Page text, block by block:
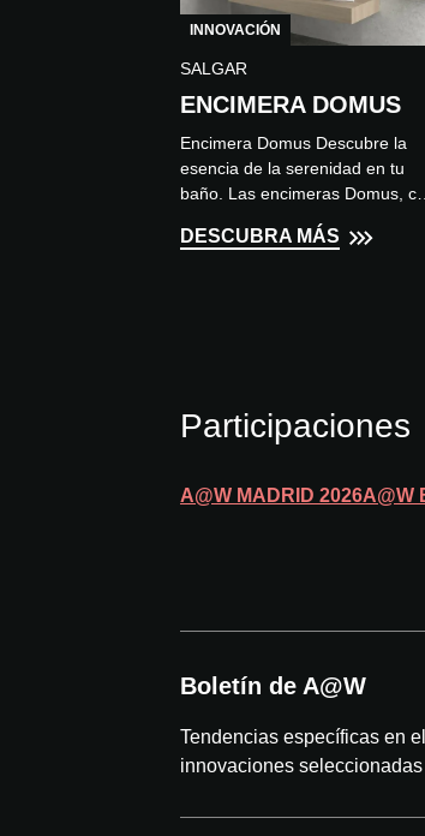
INNOVACIÓN
SALGAR
ENCIMERA DOMUS
Encimera Domus Descubre la
esencia de la serenidad en tu
baño. Las encimeras Domus,
su veta de madera continua,
están disponibles en Nogal,
DESCUBRA MÁS
Participaciones
A@W MADRID 2026A@W
Boletín de A@W
Tendencias específicas en
innovaciones